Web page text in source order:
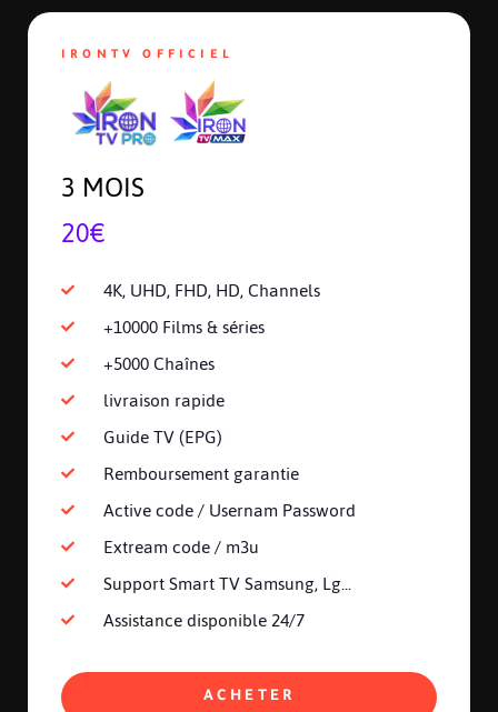
IRONTV OFFICIEL
3 MOIS
20€
4K, UHD, FHD, HD, Channels
+10000 Films & séries
+5000 Chaînes
livraison rapide
Guide TV (EPG)
Remboursement garantie
Active code / Usernam Password
Extream code / m3u
Support Smart TV Samsung, Lg...
Assistance disponible 24/7
ACHETER